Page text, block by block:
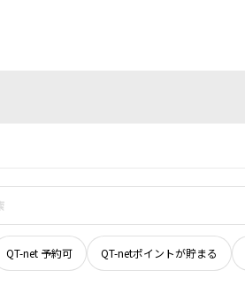
QT-net 予約可 QT-netポイントが貯まる